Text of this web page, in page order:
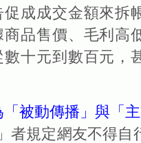
成成交金額來拆
品售價、毛利高
十元到數百元，
被動傳播」與「
規定網友不得自